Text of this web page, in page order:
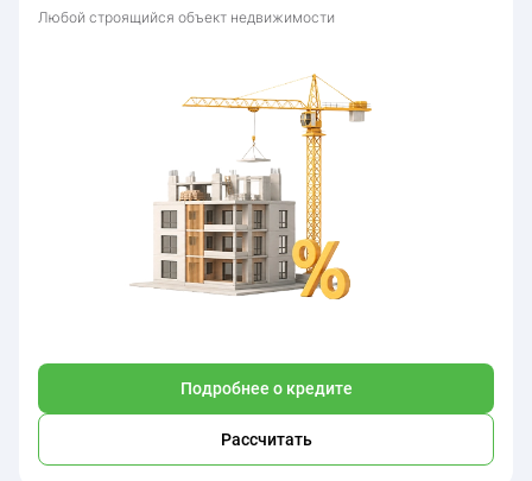
Любой строящийся объект недвижимости
Подробнее о кредите
Рассчитать